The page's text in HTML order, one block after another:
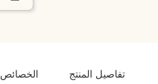
تفاصيل المنتج الخصائص